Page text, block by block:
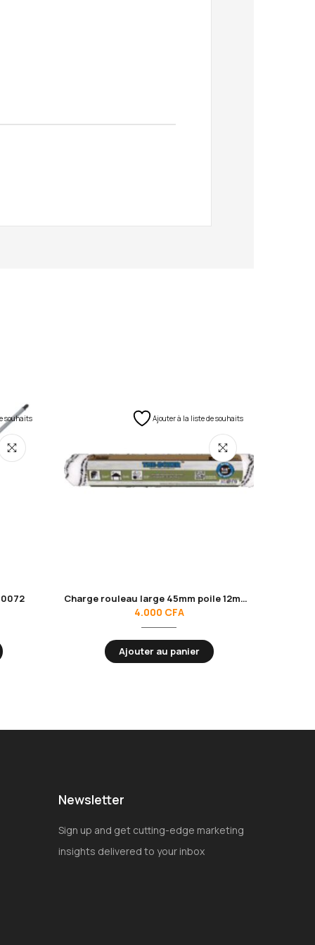
souhaits Ajouter à la liste de souhaits
Charge rouleau large 45mm poile 12mm Rollingdog 0023
4.000 CFA
Ajouter au panier
Newsletter
Sign up and get cutting-edge marketing
insights delivered to your inbox